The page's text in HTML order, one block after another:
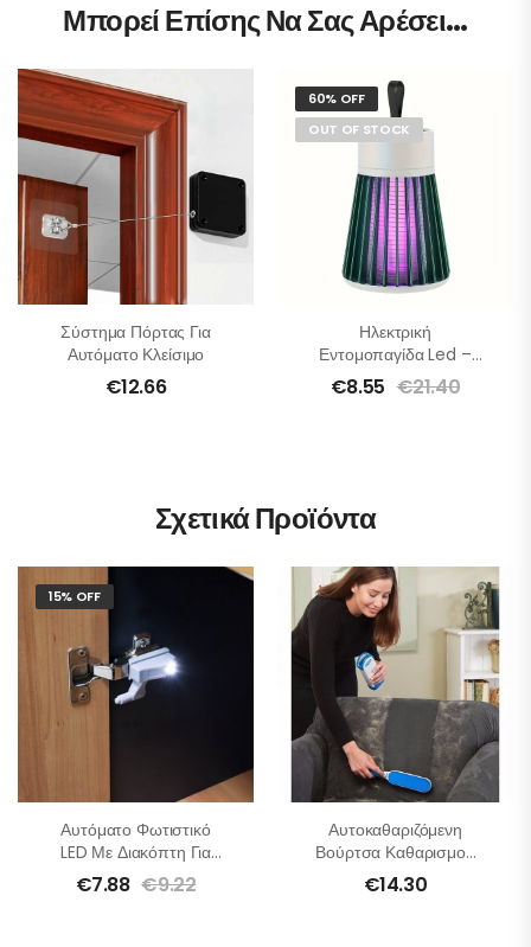
Μπορεί Επίσης Να Σας Αρέσει…
Σύστημα Πόρτας Για
Αυτόματο Κλείσιμο
€12.66
60% OFF
OUT OF STOCK
Ηλεκτρική
Εντομοπαγίδα Led –
Με-Μπαταρία, Πράσινο
€8.55 €21.40
Σχετικά Προϊόντα
15% OFF
Αυτόματο Φωτιστικό
LED Με Διακόπτη Για
Ντουλάπια – 4τμχ
€7.88 €9.22
Αυτοκαθαριζόμενη
Βούρτσα Καθαρισμού
Για Τρίχες Κατοικίδιων
€14.30